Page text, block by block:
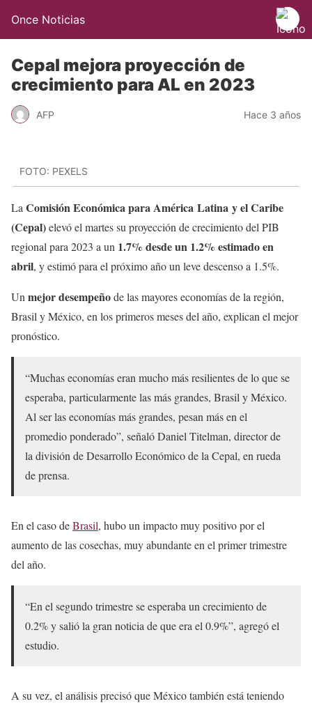
Once Noticias
Cepal mejora proyección de
crecimiento para AL en 2023
AFP Hace 3 años
FOTO: PEXELS
La Comisión Económica para América Latina y el Caribe
(Cepal)elevó el martes su proyección de crecimiento del PIB
regional para 2023 a un 1.7% desde un 1.2% estimado en
abril, y estimó para el próximo año un leve descenso a 1.5%.
Un mejor desempeñode las mayores economías de la región,
Brasil y México, en los primeros meses del año, explican el mejor
pronóstico.
“Muchas economías eran mucho más resilientes de lo que se
esperaba, particularmente las más grandes, Brasil y México.
Al ser las economías más grandes, pesan más en el
promedio ponderado”, señaló Daniel Titelman, director de
la división de Desarrollo Económico de la Cepal, en rueda
de prensa.
En el caso deBrasil, hubo un impacto muy positivo por el
aumento de las cosechas, muy abundante en el primer trimestre
del año.
“En el segundo trimestre se esperaba un crecimiento de
0.2% y salió la gran noticia de que era el 0.9%”, agregó el
estudio.
A su vez, el análisis precisó que México también está teniendo